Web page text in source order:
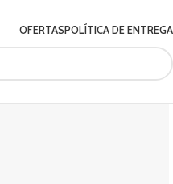
OFERTASPOLÍTICA DE ENTREGA